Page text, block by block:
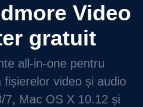
Video
gratuit
all-in-one pentru
video și audio
7, Mac OS X 10.12 și